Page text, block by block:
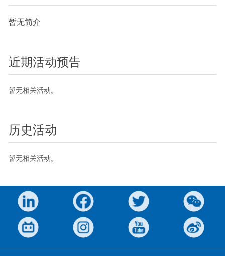
暂无简介
近期活动预告
暂无相关活动。
历史活动
暂无相关活动。